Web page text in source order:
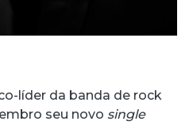
líder da banda de rock
seu novo single